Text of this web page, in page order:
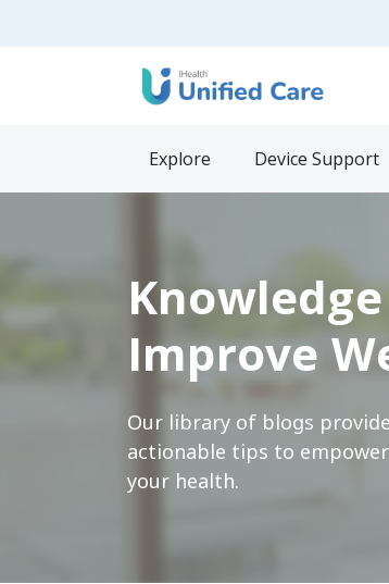
Explore Device Support
Improve
Our library of blogs
actionable tips to
your health.